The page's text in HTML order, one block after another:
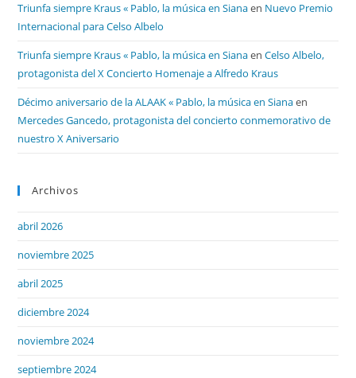
Triunfa siempre Kraus « Pablo, la música en Sianaen Nuevo Premio
Internacional para Celso Albelo
Triunfa siempre Kraus « Pablo, la música en SianaenCelso Albelo,
protagonista del X Concierto Homenaje a Alfredo Kraus
Décimo aniversario de la ALAAK « Pablo, la música en Sianaen
Mercedes Gancedo, protagonista del concierto conmemorativo de
nuestro X Aniversario
Archivos
abril 2026
noviembre 2025
abril 2025
diciembre 2024
noviembre 2024
septiembre 2024